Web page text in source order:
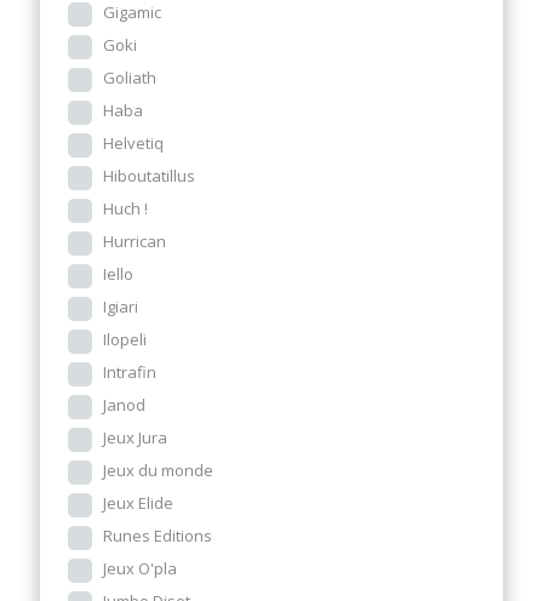
Gigamic
Goki
Goliath
Haba
Helvetiq
Hiboutatillus
Huch !
Hurrican
Iello
Igiari
Ilopeli
Intrafin
Janod
Jeux Jura
Jeux du monde
Jeux Elide
Runes Editions
Jeux O'pla